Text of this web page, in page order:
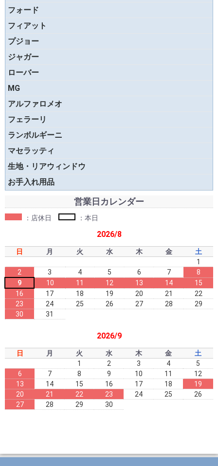
フォード
フィアット
プジョー
ジャガー
ローバー
MG
アルファロメオ
フェラーリ
ランボルギーニ
マセラッティ
生地・リアウィンドウ
お手入れ用品
営業日カレンダー
：店休日 ：本日
2026/8
日 月 火 水 木 金
土
1
2
3 4 5 6 7
8
9
10 11 12 13 14
15
16
17 18 19 20 21
22
23
24 25 26 27 28
29
30
31
2026/9
日 月 火 水 木 金
土
1
2 3 4
5
6
7 8 9 10 11
12
13
14 15 16 17 18
19
20
21 22 23 24 25
26
27
28 29 30